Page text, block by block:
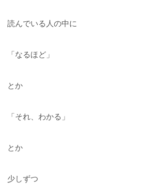
読んでいる人の中に
「なるほど」
とか
「それ、わかる」
とか
少しずつ